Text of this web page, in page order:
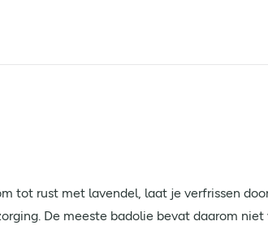
tot rust met lavendel, laat je verfrissen
De meeste badolie bevat daarom niet